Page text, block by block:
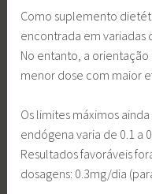
Como suplemento
encontrada em variadas
No entanto, a
menor dose com maior
Os limites máximos
endógena varia de 0.1 a
Resultados favoráveis
dosagens: 0.3mg/dia